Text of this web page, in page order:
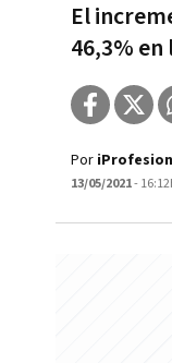
El
46,3%
Por
13/05/2021-